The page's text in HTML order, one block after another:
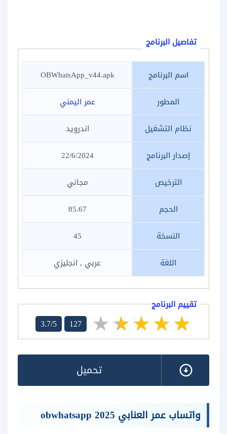
تفاصيل البرنامج
اسم البرنامج
OBWhatsApp_v44.apk
المطور
عمر اليمني
نظام التشغيل
اندرويد
إصدار البرنامج
22/6/2024
الترخيص
مجاني
الحجم
85.67
النسخة
45
اللغة
عربي , انجليزي
تقييم البرنامج
3.7/5 127
تحميل
واتساب عمر العنابي obwhatsapp 2025